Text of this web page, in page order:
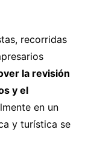
recorridas
la revisión
y el
en un
y turística se